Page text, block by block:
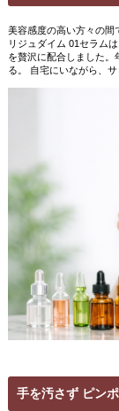
美容感度の高い方々の間
リジュダイム 01セラム
を贅沢に配合しました。
る。 自宅にいながら、
手を汚さず ピン